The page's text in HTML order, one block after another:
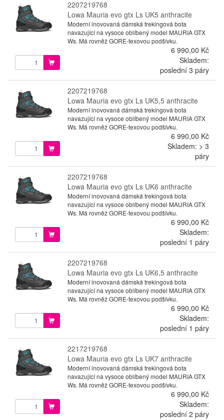
2207219768
Lowa Mauria evo gtx Ls UK5 anthracite
Moderní inovovaná dámská trekingová bota
navazující na vysoce oblíbený model MAURIA GTX
Ws. Má rovněž GORE-texovou podšívku.
6 990,00 Kč
Skladem:
poslední 3 páry
2207219768
Lowa Mauria evo gtx Ls UK5,5 anthracite
Moderní inovovaná dámská trekingová bota
navazující na vysoce oblíbený model MAURIA GTX
Ws. Má rovněž GORE-texovou podšívku.
6 990,00 Kč
Skladem: > 3
páry
2207219768
Lowa Mauria evo gtx Ls UK6 anthracite
Moderní inovovaná dámská trekingová bota
navazující na vysoce oblíbený model MAURIA GTX
Ws. Má rovněž GORE-texovou podšívku.
6 990,00 Kč
Skladem:
poslední 1 páry
2207219768
Lowa Mauria evo gtx Ls UK6,5 anthracite
Moderní inovovaná dámská trekingová bota
navazující na vysoce oblíbený model MAURIA GTX
Ws. Má rovněž GORE-texovou podšívku.
6 990,00 Kč
Skladem:
poslední 1 páry
2217219768
Lowa Mauria evo gtx Ls UK7 anthracite
Moderní inovovaná dámská trekingová bota
navazující na vysoce oblíbený model MAURIA GTX
Ws. Má rovněž GORE-texovou podšívku.
6 990,00 Kč
Skladem:
poslední 2 páry